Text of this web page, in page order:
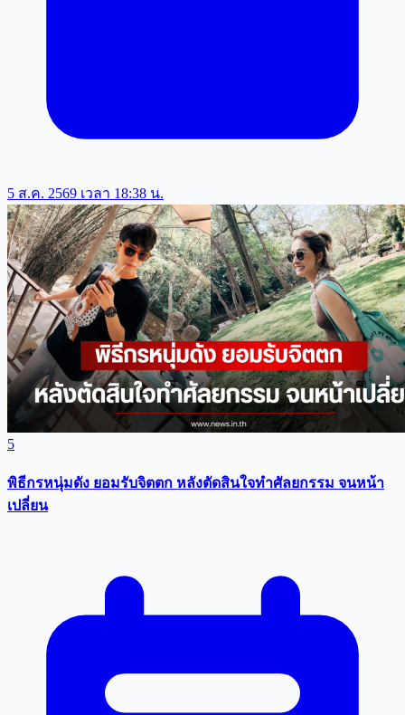
5 ส.ค. 2569 เวลา 18:38 น.
5
พิธีกรหนุ่มดัง ยอมรับจิตตก หลังตัดสินใจทำศัลยกรรม จนหน้า
เปลี่ยน